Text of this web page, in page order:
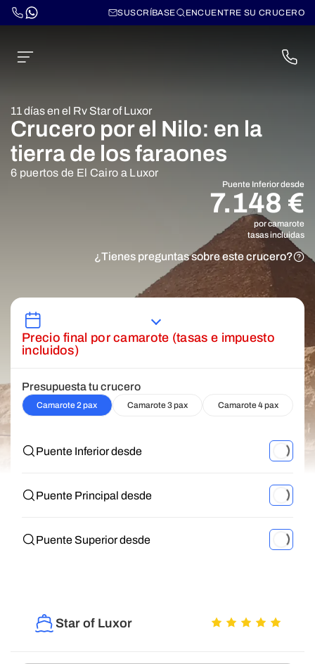
SUSCRÍBASE ENCUENTRE SU CRUCERO
11 días en el Rv Star of Luxor
Crucero por el Nilo: en la
tierra de los faraones
6 puertos de El Cairo a Luxor
Puente Inferior desde
7.148 €
por camarote
tasas incluidas
¿Tienes preguntas sobre este crucero?
Precio final por camarote (tasas e impuesto
incluidos)
Presupuesta tu crucero
Camarote 2 pax Camarote 3 pax Camarote 4 pax
Puente Inferior desde
Puente Principal desde
Puente Superior desde
Star of Luxor